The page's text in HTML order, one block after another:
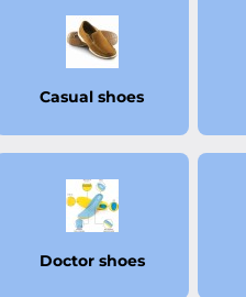
Casual shoes
Doctor shoes